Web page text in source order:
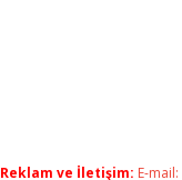
Reklam ve İletişim: E-mail: